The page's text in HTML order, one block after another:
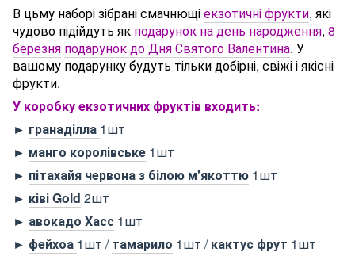
В цьму наборі зібрані смачнющіекзотичні фрукти, які
чудово підійдуть як подарунок на день народження, 8
березня подарунок до Дня Святого Валентина. У
вашому подарунку будуть тільки добірні, свіжі і якісні
фрукти.
У коробку екзотичних фруктів входить:
► гранаділла 1шт
► манго королівське 1шт
► пітахайя червона з білою м'якоттю 1шт
► ківі Gold 2шт
► авокадо Хасс 1шт
► фейхоа 1шт /тамарило 1шт /кактус фрут 1шт